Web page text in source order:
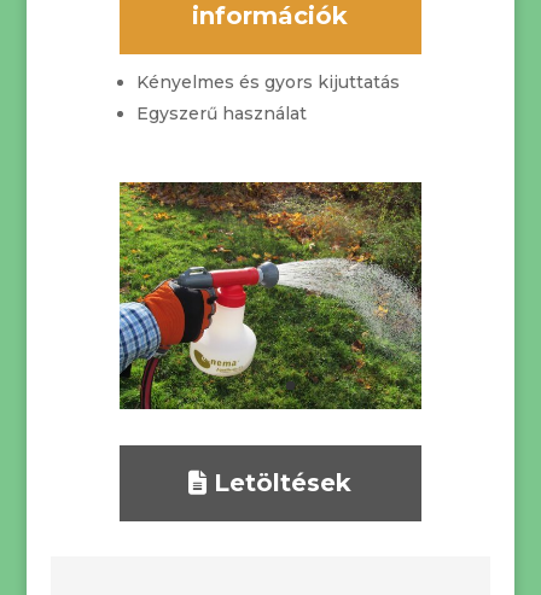
információk
Kényelmes és gyors kijuttatás
Egyszerű használat
Letöltések